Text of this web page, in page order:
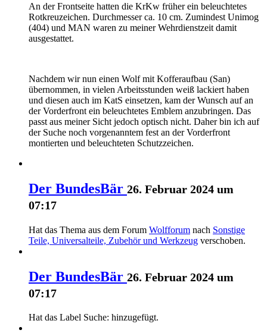
An der Frontseite hatten die KrKw früher ein beleuchtetes
Rotkreuzeichen. Durchmesser ca. 10 cm. Zumindest Unimog
(404) und MAN waren zu meiner Wehrdienstzeit damit
ausgestattet.
Nachdem wir nun einen Wolf mit Kofferaufbau (San)
übernommen, in vielen Arbeitsstunden weiß lackiert haben
und diesen auch im KatS einsetzen, kam der Wunsch auf an
der Vorderfront ein beleuchtetes Emblem anzubringen. Das
passt aus meiner Sicht jedoch optisch nicht. Daher bin ich auf
der Suche noch vorgenanntem fest an der Vorderfront
montierten und beleuchteten Schutzzeichen.
Der BundesBär 26. Februar 2024 um
07:17
Hat das Thema aus dem Forum Wolfforum nach Sonstige
Teile, Universalteile, Zubehör und Werkzeug verschoben.
Der BundesBär 26. Februar 2024 um
07:17
Hat das Label Suche: hinzugefügt.